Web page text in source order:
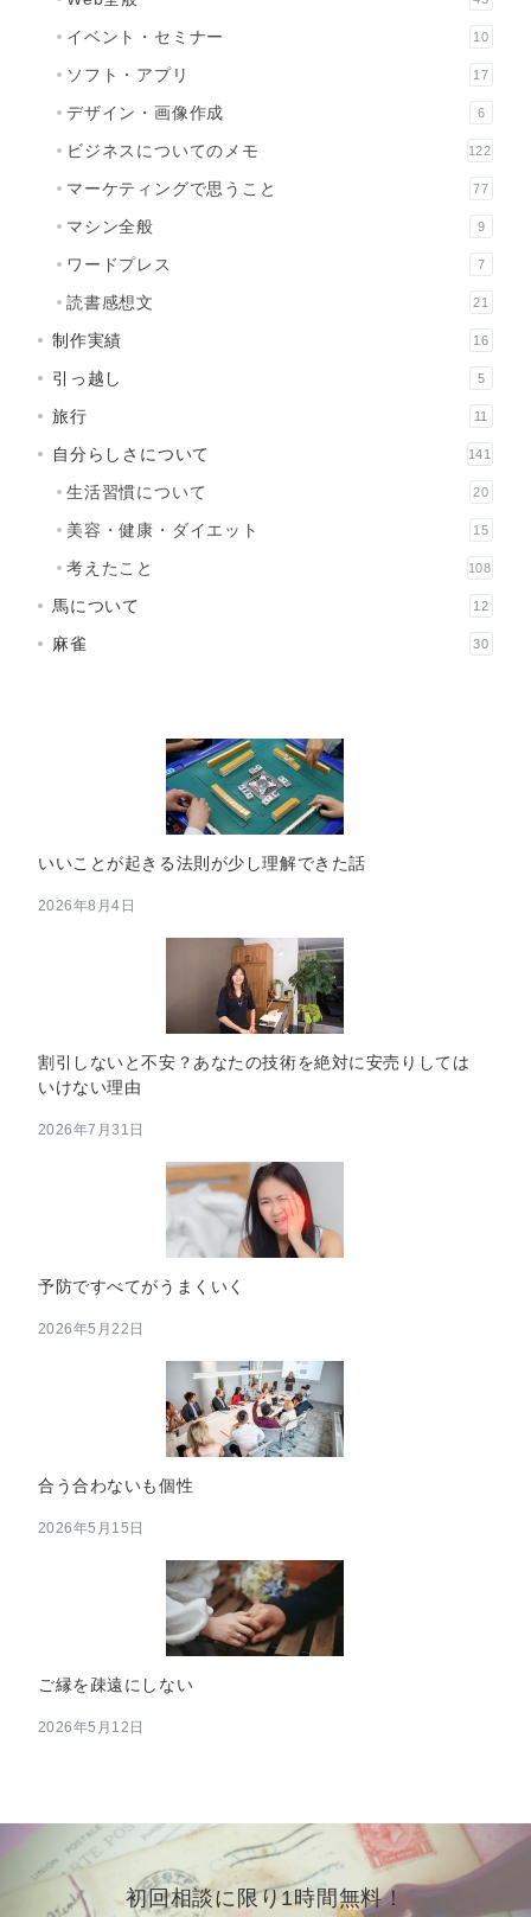
イベント・セミナー 10
ソフト・アプリ 17
デザイン・画像作成 6
ビジネスについてのメモ 122
マーケティングで思うこと 77
マシン全般 9
ワードプレス 7
読書感想文 21
制作実績 16
引っ越し 5
旅行 11
自分らしさについて 141
生活習慣について 20
美容・健康・ダイエット 15
考えたこと 108
馬について 12
麻雀 30
いいことが起きる法則が少し理解できた話
2026年8月4日
割引しないと不安？あなたの技術を絶対に安売りしては
いけない理由
2026年7月31日
予防ですべてがうまくいく
2026年5月22日
合う合わないも個性
2026年5月15日
ご縁を疎遠にしない
2026年5月12日
初回相談に限り1時間無料！